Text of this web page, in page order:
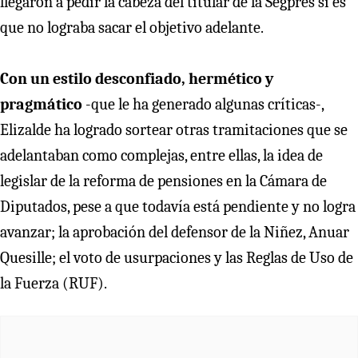
que no lograba sacar el objetivo adelante.
Con un estilo desconfiado, hermético y
pragmático -que le ha generado algunas críticas-,
Elizalde ha logrado sortear otras tramitaciones que se
adelantaban como complejas, entre ellas, la idea de
legislar de la reforma de pensiones en la Cámara de
Diputados, pese a que todavía está pendiente y no logra
avanzar; la aprobación del defensor de la Niñez, Anuar
Quesille; el voto de usurpaciones y las Reglas de Uso de
la Fuerza (RUF).